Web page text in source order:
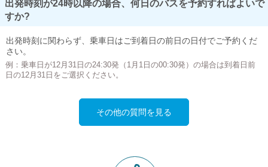
出発時刻が24時以降の場合、何日のバスを予約すればよいで
すか?
出発時刻に関わらず、乗車日はご到着日の前日の日付でご予約くだ
さい。
例：乗車日が12月31日の24:30発（1月1日の00:30発）の場合は到着日前
日の12月31日をご選択ください。
その他の質問を見る